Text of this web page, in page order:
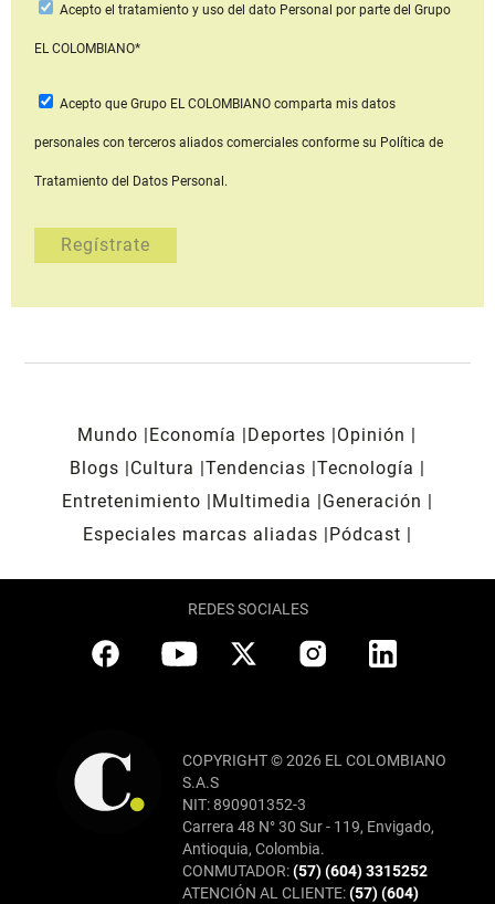
Acepto el tratamiento y uso del dato Personal por parte del Grupo
EL COLOMBIANO*
Acepto que Grupo EL COLOMBIANOcomparta mis datos
personales con terceros aliados comerciales conforme su Política de
Tratamiento del Datos Personal.
Mundo Economía Deportes
Opinión
Blogs
Cultura Tendencias Tecnología
Entretenimiento
Multimedia
Generación
Especiales marcas aliadas
Pódcast
REDES SOCIALES
COPYRIGHT © 2026 EL COLOMBIANO
S.A.S
NIT: 890901352-3
Carrera 48 N° 30 Sur - 119, Envigado,
Antioquia, Colombia.
CONMUTADOR:(57) (604) 3315252
ATENCIÓN AL CLIENTE:(57) (604)